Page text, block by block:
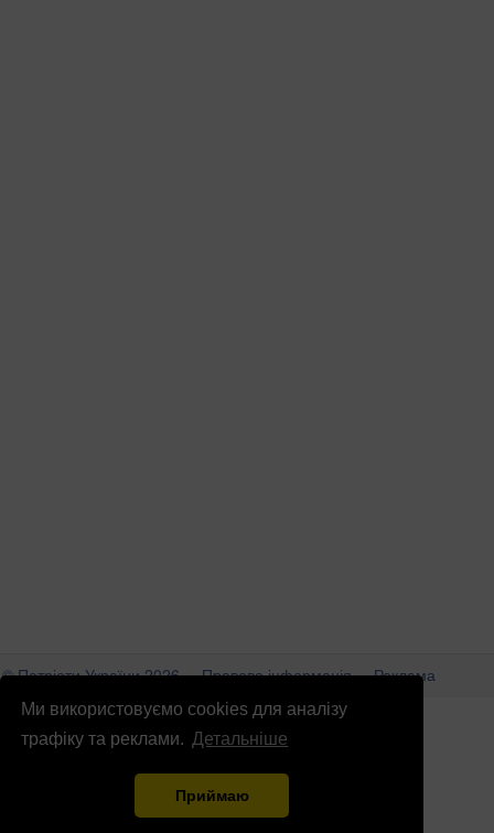
Ми використовуємо cookies для аналізу
трафіку та реклами. Детальніше
Приймаю
© Патріоти України 2026 Правова інформація
Реклама
info@patrioty.org.ua